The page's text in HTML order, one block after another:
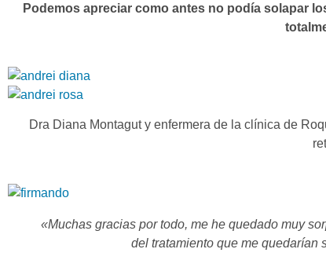
Podemos apreciar como antes no podía solapar
Dra Diana Montagut y enfermera de la clínica de
«Muchas gracias por todo, me he quedado muy
del tratamiento que me quedarían